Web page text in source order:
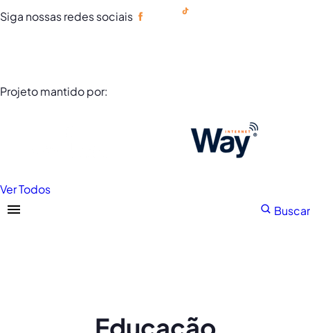
Siga nossas redes sociais
Projeto mantido por:
Ver Todos
Buscar